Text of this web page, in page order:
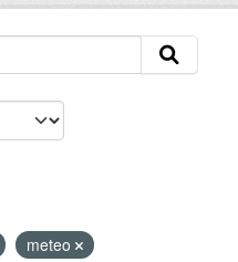
meteo